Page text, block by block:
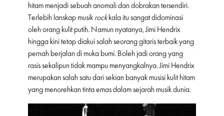
hitam menjadi sebuah anomali dan dobrakan tersendiri.
Terlebih lanskap musik rockkala itu sangat didominasi
oleh orang kulit putih. Namun nyatanya, Jimi Hendrix
hingga kini tetap diakui salah seorang gitaris terbaik yang
pernah berjalan di muka bumi. Boleh jadi orang yang
rasis sekalipun tidak mampu menyangkalnya. Jimi Hendrix
merupakan salah satu dari sekian banyak musisi kulit hitam
yang menorehkan tinta emas dalam sejarah musik dunia.